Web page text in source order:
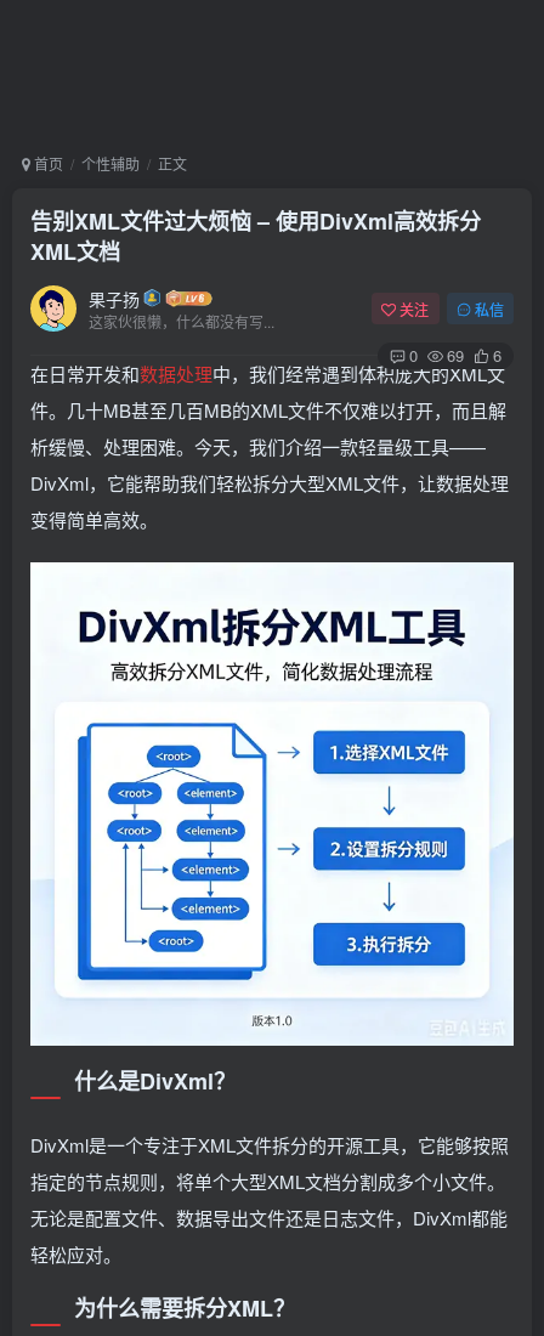
首页 个性辅助 正文
告别XML文件过大烦恼 – 使用DivXml高效拆分
XML文档
果子扬
这家伙很懒，什么都没有写...
关注 私信
0 69 6
在日常开发和数据处理中，我们经常遇到体积庞大的XML文
件。几十MB甚至几百MB的XML文件不仅难以打开，而且解
析缓慢、处理困难。今天，我们介绍一款轻量级工具——
DivXml，它能帮助我们轻松拆分大型XML文件，让数据处理
变得简单高效。
什么是DivXml？
DivXml是一个专注于XML文件拆分的开源工具，它能够按照
指定的节点规则，将单个大型XML文档分割成多个小文件。
无论是配置文件、数据导出文件还是日志文件，DivXml都能
轻松应对。
为什么需要拆分XML？